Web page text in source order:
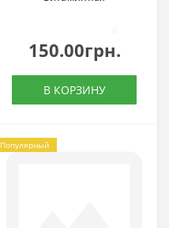
150.00грн.
В КОРЗИНУ
Популярный